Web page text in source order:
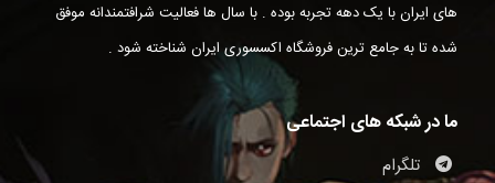
های ایران با یک دهه تجربه بوده . با سال ها فعالیت شرافتمندانه موفق
شده تا به جامع ترین فروشگاه اکسسوری ایران شناخته شود .
ما در شبکه های اجتماعی
تلگرام